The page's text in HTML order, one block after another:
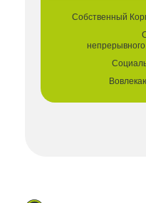
Собственный
непрерывного